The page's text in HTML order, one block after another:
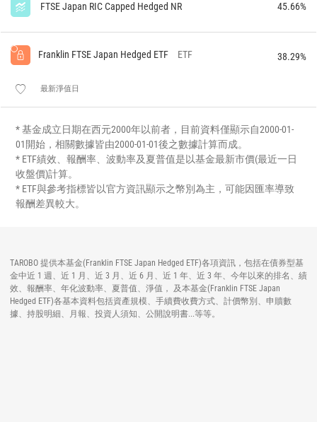
FTSE Japan RIC Capped Hedged NR 45.66%
Franklin FTSE Japan Hedged ETF ETF 38.29%
最新淨值日
* 基金成立日期在西元2000年以前者，目前資料僅顯示自2000-01-
01開始，相關數據皆由2000-01-01後之數據計算而成。
* ETF績效、報酬率、波動率及夏普值是以基金最新市價(最近一日
收盤價)計算。
* ETF與參考指標皆以官方資訊顯示之幣別為主，可能因匯率導致
報酬差異較大。
TAROBO 提供本基金(Franklin FTSE Japan Hedged ETF)各項資訊，包括在債券型基
金中近 1 週、近 1 月、近 3 月、近 6 月、近 1 年、近 3 年、今年以來的排名、績
效、報酬率、年化波動率、夏普值、淨值， 及本基金(Franklin FTSE Japan
Hedged ETF)各基本資料包括資產規模、手續費收費方式、計價幣別、申贖數
據、持股明細、月報、投資人須知、公開說明書...等等。